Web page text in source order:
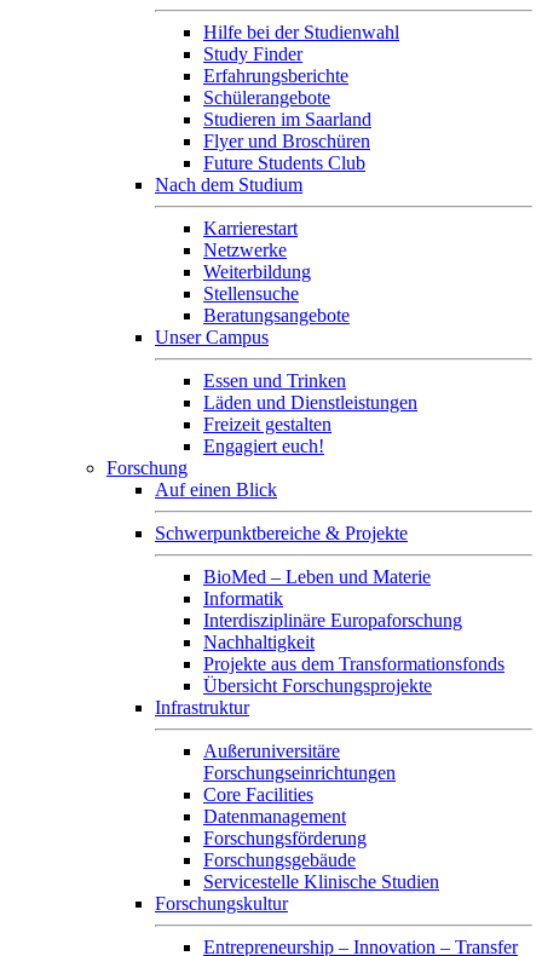
Hilfe bei der Studienwahl
Study Finder
Erfahrungsberichte
Schülerangebote
Studieren im Saarland
Flyer und Broschüren
Future Students Club
Nach dem Studium
Karrierestart
Netzwerke
Weiterbildung
Stellensuche
Beratungsangebote
Unser Campus
Essen und Trinken
Läden und Dienstleistungen
Freizeit gestalten
Engagiert euch!
Forschung
Auf einen Blick
Schwerpunktbereiche & Projekte
BioMed – Leben und Materie
Informatik
Interdisziplinäre Europaforschung
Nachhaltigkeit
Projekte aus dem Transformationsfonds
Übersicht Forschungsprojekte
Infrastruktur
Außeruniversitäre
Forschungseinrichtungen
Core Facilities
Datenmanagement
Forschungsförderung
Forschungsgebäude
Servicestelle Klinische Studien
Forschungskultur
Entrepreneurship – Innovation – Transfer